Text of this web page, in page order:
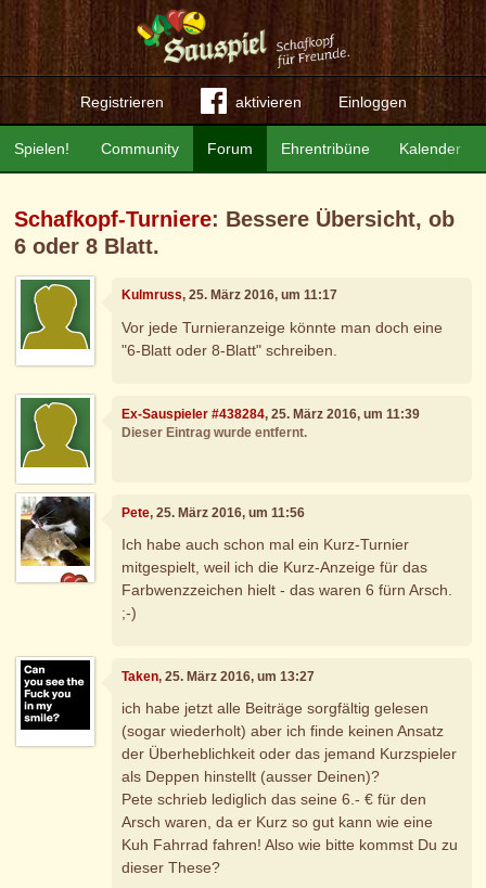
Registrieren aktivieren Einloggen
Community Forum Ehrentribüne Kalender
Spielen!
Schafkopf-Turniere: Bessere Übersicht, ob
6 oder 8 Blatt.
Kulmruss, 25. März 2016, um 11:17
Vor jede Turnieranzeige könnte man doch eine
"6-Blatt oder 8-Blatt" schreiben.
Ex-Sauspieler #438284, 25. März 2016, um 11:39
Dieser Eintrag wurde entfernt.
Pete, 25. März 2016, um 11:56
Ich habe auch schon mal ein Kurz-Turnier
mitgespielt, weil ich die Kurz-Anzeige für das
Farbwenzzeichen hielt - das waren 6 fürn Arsch.
;-)
Taken, 25. März 2016, um 13:27
ich habe jetzt alle Beiträge sorgfältig gelesen
(sogar wiederholt) aber ich finde keinen Ansatz
der Überheblichkeit oder das jemand Kurzspieler
als Deppen hinstellt (ausser Deinen)?
Pete schrieb lediglich das seine 6.- € für den
Arsch waren, da er Kurz so gut kann wie eine
Kuh Fahrrad fahren! Also wie bitte kommst Du zu
dieser These?